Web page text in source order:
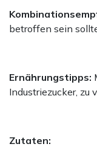
betroffen sein
Ernährungstipps:
Industriezucker, zu
Zutaten: